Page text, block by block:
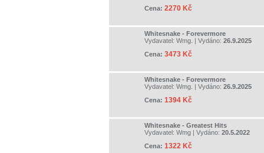
Cena: 2270 Kč
Whitesnake - Forevermore
Vydavatel: Wmg. | Vydáno: 26.9.2025
Cena: 3473 Kč
Whitesnake - Forevermore
Vydavatel: Wmg. | Vydáno: 26.9.2025
Cena: 1394 Kč
Whitesnake - Greatest Hits
Vydavatel: Wmg | Vydáno: 20.5.2022
Cena: 1322 Kč